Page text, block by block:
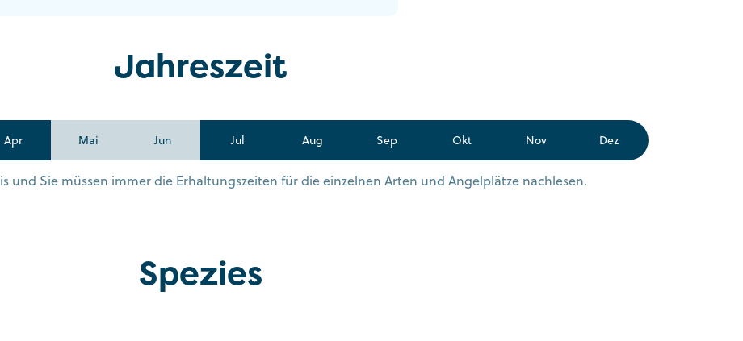
Jahreszeit
Apr Mai Jun Jul Aug Sep Okt Nov Dez
und Sie müssen immer die Erhaltungszeiten für die einzelnen Arten und Angelplätze nachlesen.
Spezies